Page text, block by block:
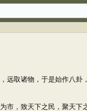
取诸物，于是始作八卦，
，致天下之民，聚天下